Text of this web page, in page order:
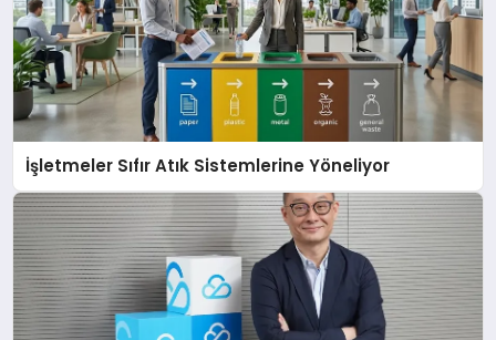
İşletmeler Sıfır Atık Sistemlerine Yöneliyor